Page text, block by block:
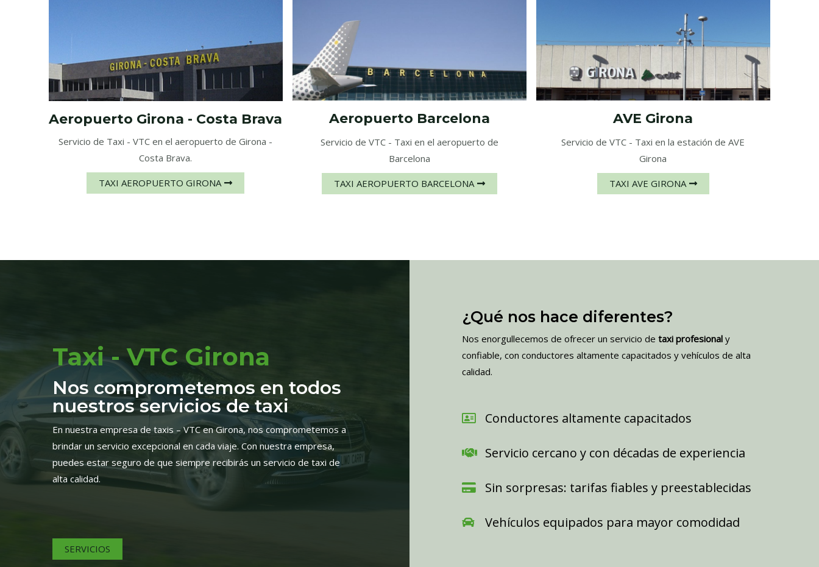
Aeropuerto Girona - Costa Brava
Servicio de Taxi - VTC en el aeropuerto de Girona -
Costa Brava.
TAXI AEROPUERTO GIRONA
Aeropuerto Barcelona
Servicio de VTC - Taxi en el aeropuerto de
Barcelona
TAXI AEROPUERTO BARCELONA
AVE Girona
Servicio de VTC - Taxi en la estación de AVE
Girona
TAXI AVE GIRONA
Taxi - VTC Girona
Nos comprometemos en todos
nuestros servicios de taxi
En nuestra empresa de taxis – VTC en Girona, nos comprometemos a
brindar un servicio excepcional en cada viaje. Con nuestra empresa,
puedes estar seguro de que siempre recibirás un servicio de taxi de
alta calidad.
SERVICIOS
¿Qué nos hace diferentes?
Nos enorgullecemos de ofrecer un servicio de taxi profesional y
confiable, con conductores altamente capacitados y vehículos de alta
calidad.
Conductores altamente capacitados
Servicio cercano y con décadas de experiencia
Sin sorpresas: tarifas fiables y preestablecidas
Vehículos equipados para mayor comodidad